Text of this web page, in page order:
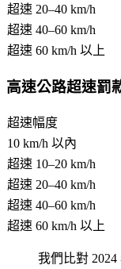
超速 20–40 km/h
超速 40–60 km/h
超速 60 km/h 以上
高速公路超速罰
超速幅度
10 km/h 以內
超速 10–20 km/h
超速 20–40 km/h
超速 40–60 km/h
超速 60 km/h 以上
我們比對